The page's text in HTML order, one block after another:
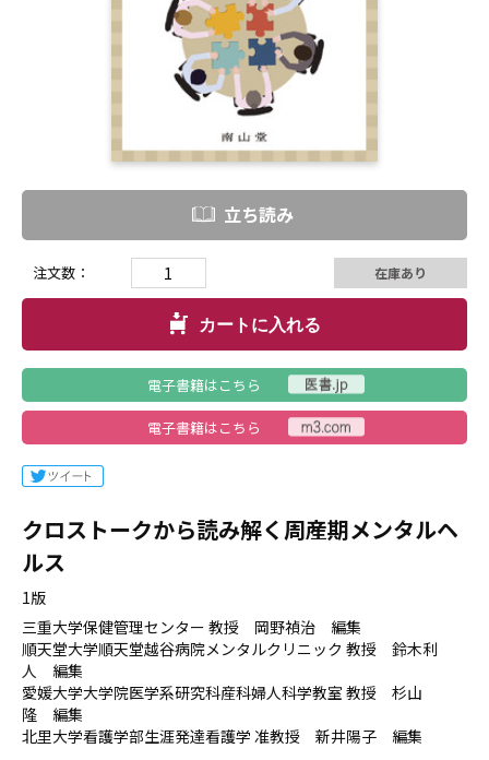
立ち読み
注文数： 在庫あり
カートに入れる
電子書籍はこちら
電子書籍はこちら
クロストークから読み解く周産期メンタルヘ
ルス
1版
三重大学保健管理センター 教授 岡野禎治 編集
順天堂大学順天堂越谷病院メンタルクリニック 教授 鈴木利
人 編集
愛媛大学大学院医学系研究科産科婦人科学教室 教授 杉山
隆 編集
北里大学看護学部生涯発達看護学 准教授 新井陽子 編集